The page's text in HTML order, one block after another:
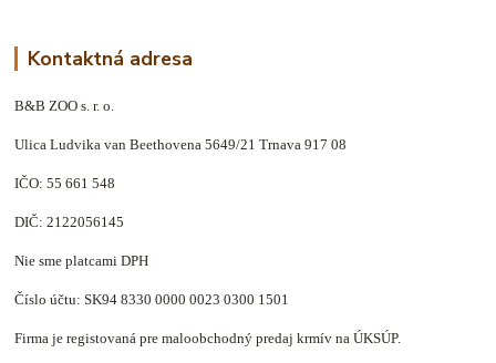
Kontaktná adresa
B&B ZOO s. r. o.
Ulica Ludvika van Beethovena 5649/21 Trnava 917 08
IČO: 55 661 548
DIČ: 2122056145
Nie sme platcami DPH
Číslo účtu: SK94 8330 0000 0023 0300 1501
Firma je registovaná pre maloobchodný predaj krmív na ÚKSÚP.